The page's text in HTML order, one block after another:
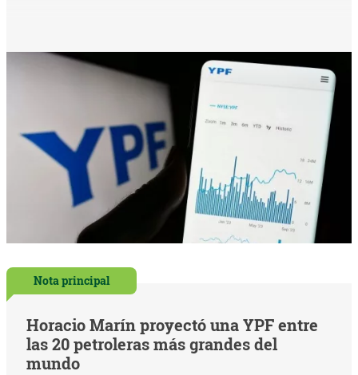
Nota principal
Horacio Marín proyectó una YPF entre
las 20 petroleras más grandes del
mundo